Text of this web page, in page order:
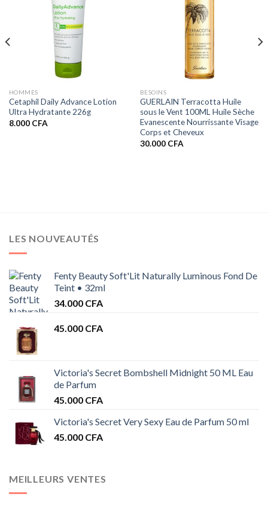
HOMMES
Cetaphil Daily Advance Lotion
Ultra Hydratante 226g
8.000 CFA
BESOINS
GUERLAIN Terracotta Huile
sous le Vent 100ML Huile Sèche
Evanescente Nourrissante Visage
Corps et Cheveux
30.000 CFA
LES NOUVEAUTÉS
Fenty Beauty Soft'Lit Naturally Luminous Fond De
Teint • 32ml
34.000 CFA
45.000 CFA
Victoria's Secret Bombshell Midnight 50 ML Eau
de Parfum
45.000 CFA
Victoria's Secret Very Sexy Eau de Parfum 50 ml
45.000 CFA
MEILLEURS VENTES